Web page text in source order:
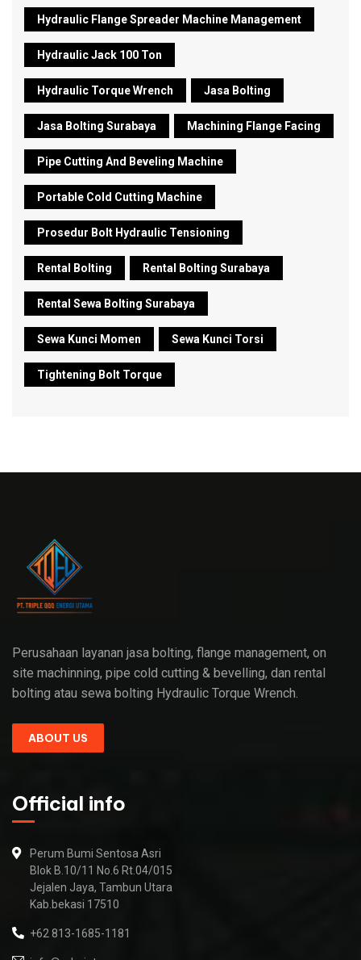
Hydraulic Flange Spreader Machine Management
Hydraulic Jack 100 Ton
Hydraulic Torque Wrench Jasa Bolting
Jasa Bolting Surabaya Machining Flange Facing
Pipe Cutting And Beveling Machine
Portable Cold Cutting Machine
Prosedur Bolt Hydraulic Tensioning
Rental Bolting Rental Bolting Surabaya
Rental Sewa Bolting Surabaya
Sewa Kunci Momen Sewa Kunci Torsi
Tightening Bolt Torque
Perusahaan layanan jasa bolting, flange management, on
site machinning, pipe cold cutting & bevelling, dan rental
bolting atau sewa bolting Hydraulic Torque Wrench.
ABOUT US
Official info
Perum Bumi Sentosa Asri
Blok B.10/11 No.6 Rt.04/015
Jejalen Jaya, Tambun Utara
Kab.bekasi 17510
+62 813-1685-1181